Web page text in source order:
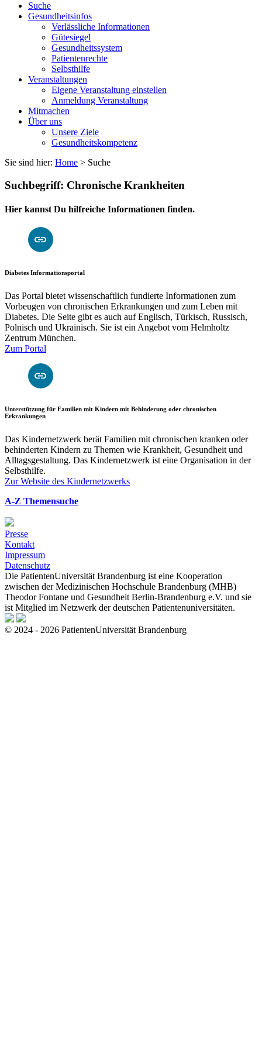
Suche
Gesundheitsinfos
Verlässliche Informationen
Gütesiegel
Gesundheitssystem
Patientenrechte
Selbsthilfe
Veranstaltungen
Eigene Veranstaltung einstellen
Anmeldung Veranstaltung
Mitmachen
Über uns
Unsere Ziele
Gesundheitskompetenz
Sie sind hier: Home > Suche
Suchbegriff: Chronische Krankheiten
Hier kannst Du hilfreiche Informationen finden.
Diabetes Informationsportal
Das Portal bietet wissenschaftlich fundierte Informationen zum
Vorbeugen von chronischen Erkrankungen und zum Leben mit
Diabetes. Die Seite gibt es auch auf Englisch, Türkisch, Russisch,
Polnisch und Ukrainisch. Sie ist ein Angebot vom Helmholtz
Zentrum München.
Zum Portal
Unterstützung für Familien mit Kindern mit Behinderung oder chronischen
Erkrankungen
Das Kindernetzwerk berät Familien mit chronischen kranken oder
behinderten Kindern zu Themen wie Krankheit, Gesundheit und
Alltagsgestaltung. Das Kindernetzwerk ist eine Organisation in der
Selbsthilfe.
Zur Website des Kindernetzwerks
A-Z Themensuche
Presse
Kontakt
Impressum
Datenschutz
Die PatientenUniversität Brandenburg ist eine Kooperation
zwischen der Medizinischen Hochschule Brandenburg (MHB)
Theodor Fontane und Gesundheit Berlin-Brandenburg e.V. und sie
ist Mitglied im Netzwerk der deutschen Patientenuniversitäten.
© 2024 - 2026 PatientenUniversität Brandenburg